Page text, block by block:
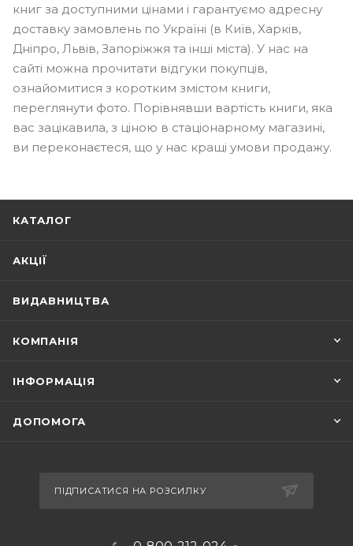
книг за доступними цінами і гарантуємо адресну
доставку замовлень по Україні (в Київ, Харків,
Дніпро, Львів, Запоріжжя та інші міста). У нас на
сайті можна прочитати відгуки покупців,
ознайомитися з коротким змістом книги,
переглянути фото. Порівнявши вартість книги, яка
вас зацікавила, з ціною в стаціонарному магазині,
ви переконаєтеся, що у нас кращі умови продажу.
КАТАЛОГ
АКЦІЇ
ВИДАВНИЦТВА
КОМПАНІЯ
ІНФОРМАЦІЯ
ДОПОМОГА
ПІДПИСАТИСЯ НА РОЗСИЛКУ